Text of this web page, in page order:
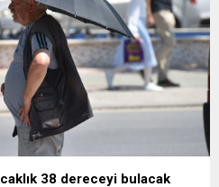
38 dereceyi bulacak